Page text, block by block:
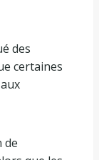
des
certaines
de